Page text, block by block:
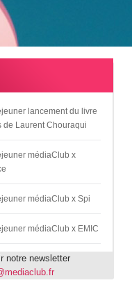
lancement du livre
de Laurent Chouraqui
médiaClub x
médiaClub x Spi
médiaClub x EMIC
notre newsletter